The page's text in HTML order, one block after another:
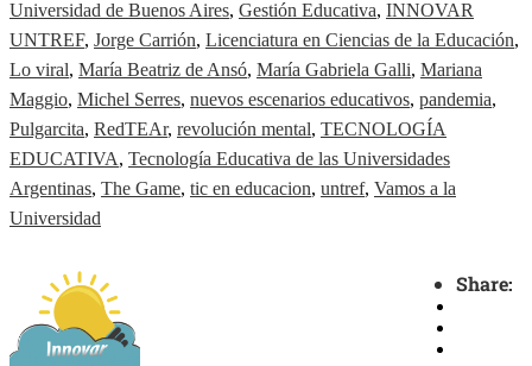
Universidad de Buenos Aires, Gestión Educativa, INNOVAR
UNTREF, Jorge Carrión, Licenciatura en Ciencias de la Educación,
Lo viral, María Beatriz de Ansó, María Gabriela Galli, Mariana
Maggio, Michel Serres, nuevos escenarios educativos, pandemia,
Pulgarcita, RedTEAr, revolución mental, TECNOLOGÍA
EDUCATIVA, Tecnología Educativa de las Universidades
Argentinas, The Game, tic en educacion, untref, Vamos a la
Universidad
Share: